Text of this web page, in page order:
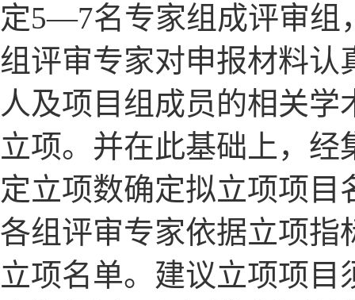
定5—7名专家组成评审组
组评审专家对申报材料认
人及项目组成员的相关
立项。并在此基础上，
定立项数确定拟立项项
各组评审专家依据立项指
立项名单。建议立项项